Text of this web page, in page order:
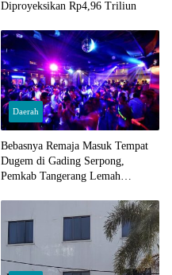
Diproyeksikan Rp4,96 Triliun
Daerah
Bebasnya Remaja Masuk Tempat
Dugem di Gading Serpong,
Pemkab Tangerang Lemah